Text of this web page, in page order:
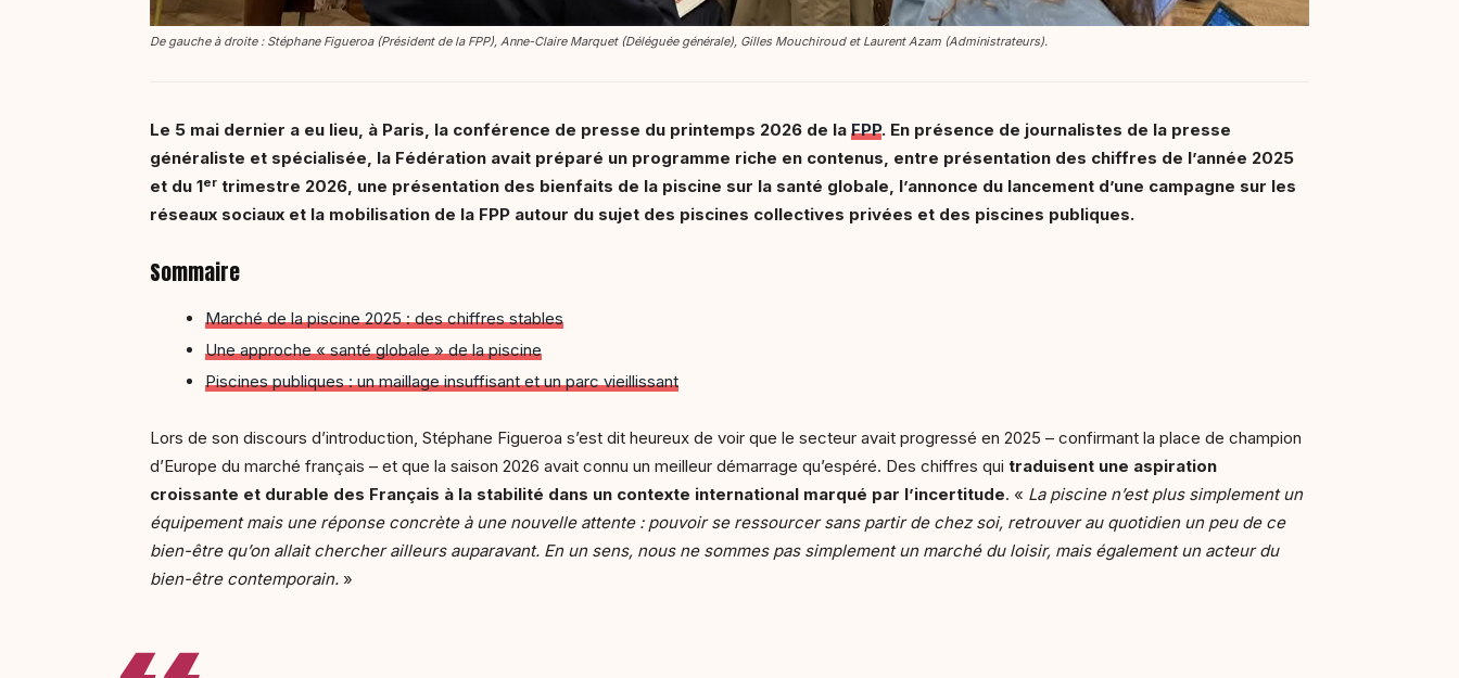
De gauche à droite : Stéphane Figueroa (Président de la FPP), Anne-Claire Marquet (Déléguée générale), Gilles Mouchiroud et Laurent Azam (Administrateurs).
Le 5 mai dernier a eu lieu, à Paris, la conférence de presse du printemps 2026 de la FPP. En présence de journalistes de la presse
généraliste et spécialisée, la Fédération avait préparé un programme riche en contenus, entre présentation des chiffres de l’année 2025
et du 1er trimestre 2026, une présentation des bienfaits de la piscine sur la santé globale, l’annonce du lancement d’une campagne sur les
réseaux sociaux et la mobilisation de la FPP autour du sujet des piscines collectives privées et des piscines publiques.
Sommaire
Marché de la piscine 2025 : des chiffres stables
Une approche « santé globale » de la piscine
Piscines publiques : un maillage insuffisant et un parc vieillissant
Lors de son discours d’introduction, Stéphane Figueroa s’est dit heureux de voir que le secteur avait progressé en 2025 – confirmant la place de champion
d’Europe du marché français – et que la saison 2026 avait connu un meilleur démarrage qu’espéré. Des chiffres qui traduisent une aspiration
croissante et durable des Français à la stabilité dans un contexte international marqué par l’incertitude. « La piscine n’est plus simplement un
équipement mais une réponse concrète à une nouvelle attente : pouvoir se ressourcer sans partir de chez soi, retrouver au quotidien un peu de ce
bien-être qu’on allait chercher ailleurs auparavant. En un sens, nous ne sommes pas simplement un marché du loisir, mais également un acteur du
bien-être contemporain. »